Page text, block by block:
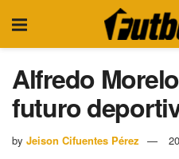
Alfredo
futuro
by Jeison Cifuentes Pérez